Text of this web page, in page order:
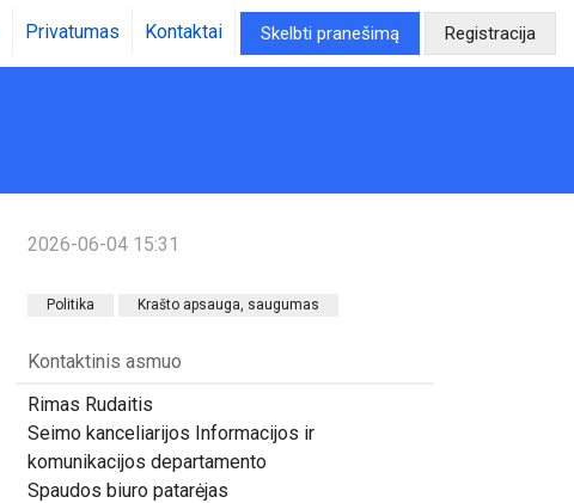
Privatumas Kontaktai Skelbti pranešimą Registracija
2026-06-04 15:31
Politika Krašto apsauga, saugumas
Kontaktinis asmuo
Rimas Rudaitis
Seimo kanceliarijos Informacijos ir
komunikacijos departamento
Spaudos biuro patarėjas